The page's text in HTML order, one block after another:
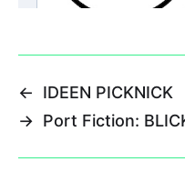
←
IDEEN PICKNICK
→ Port Fiction: